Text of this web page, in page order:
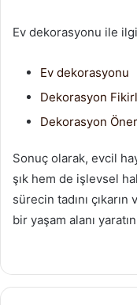
Ev dekorasyonu ile
Ev dekorasyonu
Dekorasyon
Dekorasyon
Sonuç olarak, evcil
şık hem de işlevsel
sürecin tadını
bir yaşam alanı